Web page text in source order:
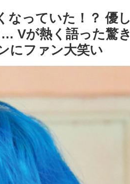
なっていた！？ 優し
Vが熱く語った驚き
にファン大笑い